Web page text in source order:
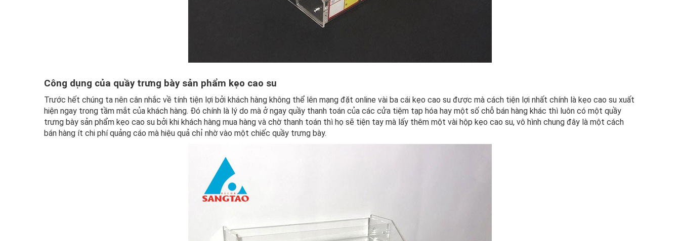
Công dụng của quầy trưng bày sản phẩm kẹo cao su
Trước hết chúng ta nên cân nhắc về tính tiện lợi bởi khách hàng không thể lên mạng đặt online vài ba cái kẹo cao su được mà cách tiện lợi nhất chính là kẹo cao su xuất
hiện ngay trong tầm mắt của khách hàng. Đó chính là lý do mà ở ngay quầy thanh toán của các cửa tiệm tạp hóa hay một số chỗ bán hàng khác thì luôn có một quầy
trưng bày sản phẩm kẹo cao su bởi khi khách hàng mua hàng và chờ thanh toán thì họ sẽ tiện tay mà lấy thêm một vài hộp kẹo cao su, vô hình chung đây là một cách
bán hàng ít chi phí quảng cáo mà hiệu quả chỉ nhờ vào một chiếc quầy trưng bày.